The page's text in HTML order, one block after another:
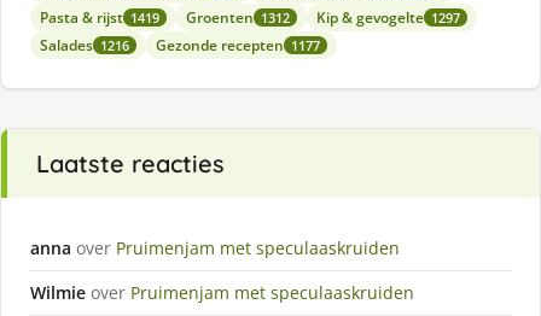
Pasta & rijst 1419 Groenten 1312 Kip & gevogelte 1297
Salades 1216 Gezonde recepten 1177
Laatste reacties
anna over Pruimenjam met speculaaskruiden
Wilmie over Pruimenjam met speculaaskruiden